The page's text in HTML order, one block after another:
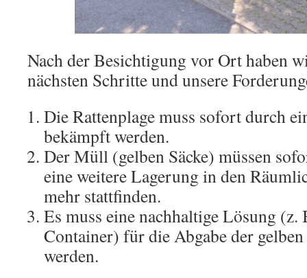
Nach der Besichtigung vor Ort haben
nächsten Schritte und unsere
Die Rattenplage muss sofort durch
bekämpft werden.
Der Müll (gelben Säcke) müssen
eine weitere Lagerung in den
mehr stattfinden.
Es muss eine nachhaltige Lösung (z.
Container) für die Abgabe der gelben
werden.